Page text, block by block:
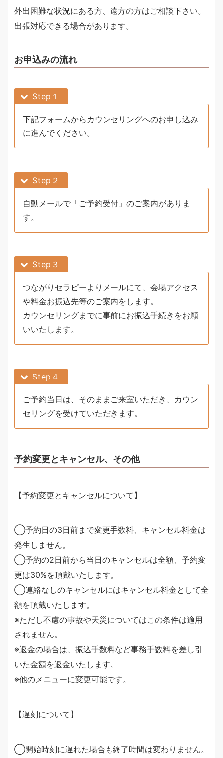
外出困難な状況にある方、遠方の方はご相談下さい。
出張対応できる場合があります。
お申込みの流れ
Step１
下記フォームからカウンセリングへのお申し込み
に進んでください。
Step２
自動メールで「ご予約受付」のご案内がありま
す。
Step３
つながりセラピーよりメールにて、会場アクセス
や料金お振込先等のご案内をします。
カウンセリングまでに事前にお振込手続きをお願
いいたします。
Step４
ご予約当日は、そのままご来室いただき、カウン
セリングを受けていただきます。
予約変更とキャンセル、その他
【予約変更とキャンセルについて】
◯予約日の3日前まで変更手数料、キャンセル料金は
発生しません。
◯予約の2日前から当日のキャンセルは全額、予約変
更は30%を頂戴いたします。
◯連絡なしのキャンセルにはキャンセル料金として全
額を頂戴いたします。
※ただし不慮の事故や天災についてはこの条件は適用
されません。
※返金の場合は、振込手数料など事務手数料を差し引
いた金額を返金いたします。
※他のメニューに変更可能です。
【遅刻について】
◯開始時刻に遅れた場合も終了時間は変わりません。